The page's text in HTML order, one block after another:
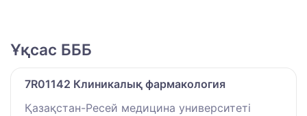
Ұқсас БББ
7R01142 Клиникалық фармакология
Қазақстан-Ресей медицина университеті